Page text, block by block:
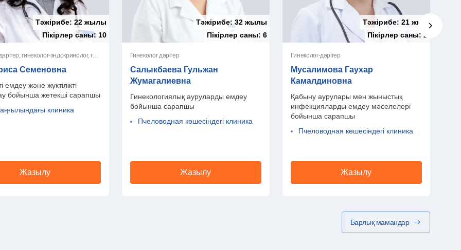
Тәжірибе: 22 жылы
Пікірлер саны: 10
Гинеколог-дәрігер, гинеколог-эндокринолог, гинеколог-эстетисттің
Семеновна
емдеу және жүктілікті
бойынша жетекші сарапшы
клиника
Жазылу
Тәжірибе:32 жылы
Пікірлер саны: 6
Гинеколог дәрігер
Салыкбаева Гульжан
Жумагалиевна
Гинекологиялық ауруларды емдеу
бойынша сарапшы
Пчеловодная көшесіндегі клиника
Жазылу
Тәжірибе: 21 жыл
Пікірлер саны: 2
Гинеколог-дәрігер
Мусалимова Гаухар
Камалдиновна
Қабыну аурулары мен жыныстық
инфекцияларды емдеу мәселелері
бойынша сарапшы
Пчеловодная көшесіндегі клиника
Жазылу
Барлық мамандар